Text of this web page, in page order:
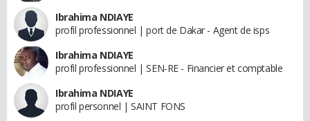
Ibrahima NDIAYE
profil professionnel | port de Dakar - Agent de isps
Ibrahima NDIAYE
profil professionnel | SEN-RE - Financier et comptable
Ibrahima NDIAYE
profil personnel | SAINT FONS